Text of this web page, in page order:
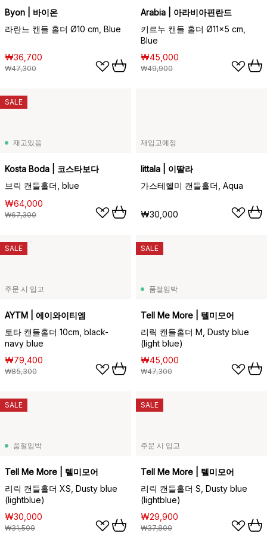
Byon | 바이온
라란느 캔들 홀더 Ø10 cm, Blue
₩36,700
₩47,300
Arabia | 아라비아핀란드
키르누 캔들 홀더 Ø11x5 cm,
Blue
₩45,000
₩49,900
재고있음
Kosta Boda | 코스타보다
브릭 캔들홀더, blue
₩64,000
₩67,300
SALE
재입고예정
Iittala | 이딸라
가스테헬미 캔들홀더, Aqua
₩30,000
주문 시 입고
AYTM | 에이와이티엠
토타 캔들홀더 10cm, black-
navy blue
₩79,400
₩85,300
SALE
품절임박
Tell Me More | 텔미모어
리릭 캔들홀더 M, Dusty blue
(light blue)
₩45,000
₩47,300
SALE
품절임박
Tell Me More | 텔미모어
리릭 캔들홀더 XS, Dusty blue
(lightblue)
₩30,000
₩31,500
SALE
주문 시 입고
Tell Me More | 텔미모어
리릭 캔들홀더 S, Dusty blue
(lightblue)
₩29,900
₩37,800
SALE